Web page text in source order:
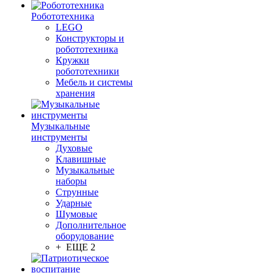
Робототехника
LEGO
Конструкторы и
робототехника
Кружки
робототехники
Мебель и системы
хранения
Музыкальные
инструменты
Духовые
Клавишные
Музыкальные
наборы
Струнные
Ударные
Шумовые
Дополнительное
оборудование
+ ЕЩЕ 2